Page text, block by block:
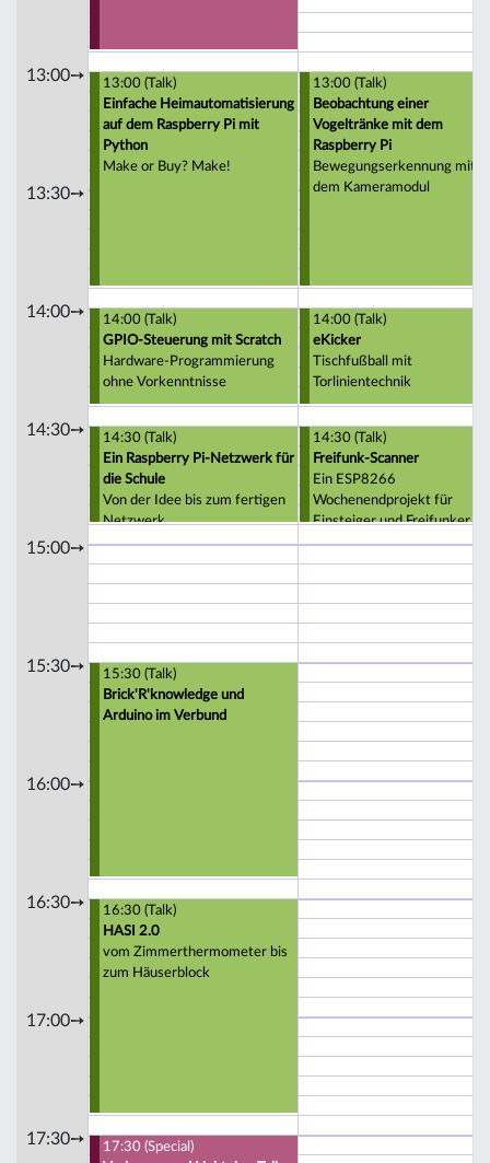
13:00➙
13:30➙
14:00➙
14:30➙
15:00➙
15:30➙
16:00➙
16:30➙
17:00➙
17:30➙
13:00 (Talk)
Einfache Heimautomatisierung
auf dem Raspberry Pi mit
Python
Make or Buy? Make!
13:00 (Talk)
Beobachtung einer
Vogeltränke mit dem
Raspberry Pi
Bewegungserkennung mit
dem Kameramodul
14:00 (Talk)
GPIO-Steuerung mit Scratch
Hardware-Programmierung
ohne Vorkenntnisse
14:00 (Talk)
eKicker
Tischfußball mit
Torlinientechnik
14:30 (Talk)
Ein Raspberry Pi-Netzwerk für
die Schule
Von der Idee bis zum fertigen
Netzwerk
14:30 (Talk)
Freifunk-Scanner
Ein ESP8266
Wochenendprojekt für
Einsteiger und Freifunker
15:30 (Talk)
Brick'R'knowledge und
Arduino im Verbund
16:30 (Talk)
HASI 2.0
vom Zimmerthermometer bis
zum Häuserblock
17:30 (Special)